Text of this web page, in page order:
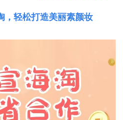
，轻松打造美丽素颜妆